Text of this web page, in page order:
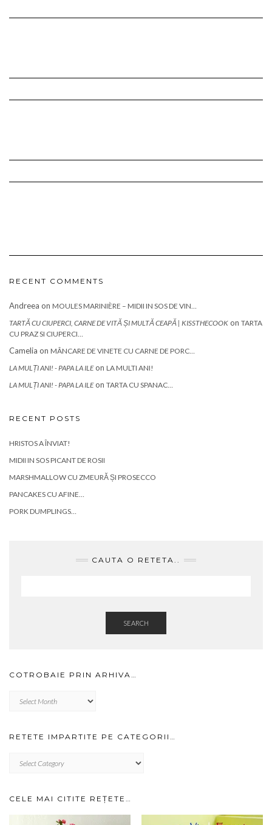
RECENT COMMENTS
Andreea on MOULES MARINIÈRE – MIDII IN SOS DE VIN…
TARTĂ CU CIUPERCI, CARNE DE VITĂ ȘI MULTĂ CEAPĂ | KISSTHECOOK on TARTA
CU PRAZ SI CIUPERCI…
Camelia on MÂNCARE DE VINETE CU CARNE DE PORC…
LA MULȚI ANI! - PAPA LA ILEon LA MULTI ANI!
LA MULȚI ANI! - PAPA LA ILEon TARTA CU SPANAC…
RECENT POSTS
HRISTOS A ÎNVIAT!
MIDII IN SOS PICANT DE ROSII
MARSHMALLOW CU ZMEURĂ ȘI PROSECCO
PANCAKES CU AFINE…
PORK DUMPLINGS…
CAUTA O RETETA..
SEARCH
COTROBAIE PRIN ARHIVA…
prin
RETETE IMPARTITE PE CATEGORII…
IMPARTITE
CELE MAI CITITE REȚETE…